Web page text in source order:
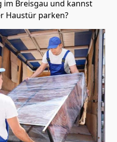
Breisgau und kannst
Haustür parken?